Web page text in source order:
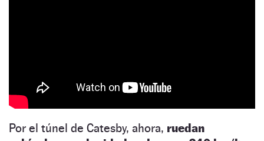
Por el túnel de Catesby, ahora, ruedan